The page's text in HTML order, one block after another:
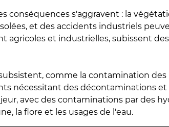
conséquences s'aggravent : la
et des accidents industriels
agricoles et industrielles, subissent
comme la contamination des
nécessitant des décontaminations et
avec des contaminations par des
la flore et les usages de l'eau.